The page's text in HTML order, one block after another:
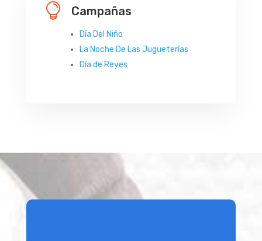
 Campañas
Día Del Niño
La Noche De Las Jugueterías
Día de Reyes